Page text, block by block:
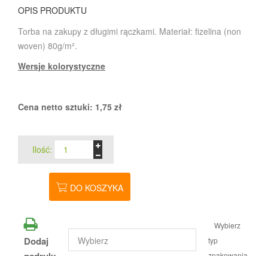
OPIS PRODUKTU
Torba na zakupy z długimi rączkami. Materiał: fizelina (non
woven) 80g/m².
Wersje kolorystyczne
Cena netto sztuki: 1,75 zł
Ilość:
DO KOSZYKA
Dodaj
Wybierz
typ